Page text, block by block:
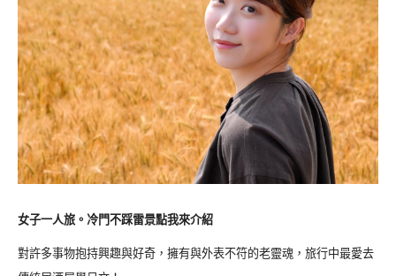
女子一人旅。冷門不踩雷景點我來介紹
對許多事物抱持興趣與好奇，擁有與外表不符的老靈魂，旅行中最愛去